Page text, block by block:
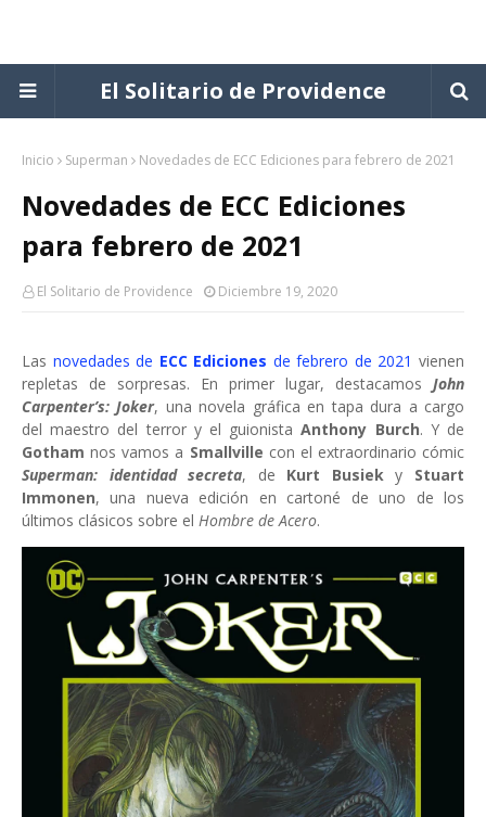
El Solitario de Providence
Inicio Superman Novedades de ECC Ediciones para febrero de 2021
Novedades de ECC Ediciones
para febrero de 2021
El Solitario de Providence Diciembre 19, 2020
Las novedades de ECC Ediciones de febrero de 2021 vienen
repletas de sorpresas. En primer lugar, destacamos John
Carpenter’s: Joker, una novela gráfica en tapa dura a cargo
del maestro del terror y el guionistaAnthony Burch. Y de
Gothamnos vamos a Smallville con el extraordinario cómic
Superman: identidad secreta, de Kurt Busieky Stuart
Immonen, una nueva edición en cartoné de uno de los
últimos clásicos sobre el Hombre de Acero.